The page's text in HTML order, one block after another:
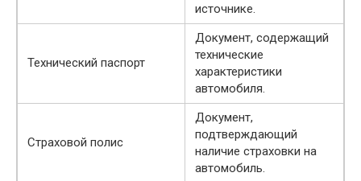
источнике.
Технический паспорт
Документ, содержащий
технические
характеристики
автомобиля.
Страховой полис
Документ,
подтверждающий
наличие страховки на
автомобиль.